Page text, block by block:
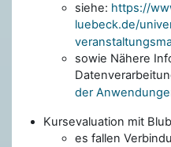
siehe: https://
luebeck.de/
sowie Nähere
der
Kursevaluation mit
es fallen